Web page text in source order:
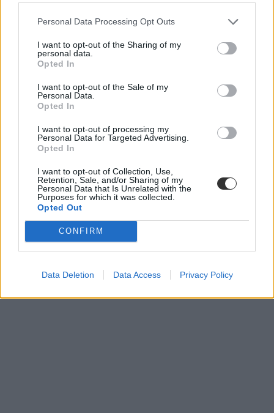
Personal Data Processing Opt Outs
I want to opt-out of the Sharing of my
personal data.
Opted In
I want to opt-out of the Sale of my
Personal Data.
Opted In
I want to opt-out of processing my
Personal Data for Targeted Advertising.
Opted In
I want to opt-out of Collection, Use,
Retention, Sale, and/or Sharing of my
Personal Data that Is Unrelated with the
Purposes for which it was collected.
Opted Out
CONFIRM
Data Deletion Data Access Privacy Policy
hatvankét izraeli középiskolás írt nyílt levelet az akkori
miniszterelnöknek, Ariel Saronnak. Nem sokkal később
háromszázan toldották hozzá aláírásukat. Egyikük volt Haggai
Matar, a Shministim-mozgalom alapítója. Miután nem csupán
megtagadta a szolgálatot, hanem szervezkedett, és a nyilvánosságot
felhasználva tiltakozott, a meg-meghosszabbított börtönbüntetések
szabtak ki rá. A most huszonkét éves fiú ráadásul nem is vallja
magát pacifistának, ő Izrael azon politikája ellen tiltakozott, hogy
fiatal sorkötelesként palesztinok ellen vessék be. Egy hónap múlva,
szigora, és akarnak-e újra példát statuálni a fiatal pacifista
megregulázásával.